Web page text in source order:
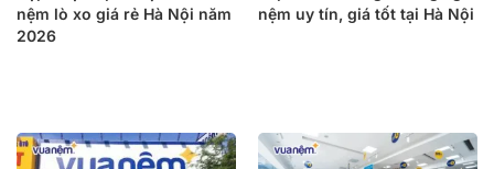
nệm lò xo giá rẻ Hà Nội năm
2026
nệm uy tín, giá tốt tại Hà Nội